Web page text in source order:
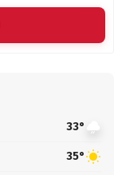
33°
35°